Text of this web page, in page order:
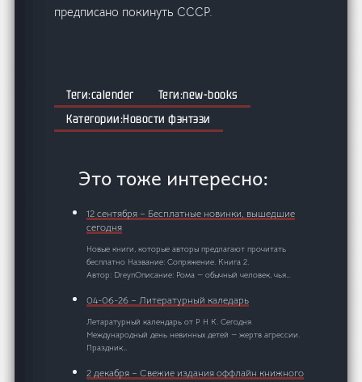
предписано покинуть СССР.
calender
new-books
Новости фэнтэзи
Это тоже интересно:
12 сентября – Бесплатные новинки, вышедшие
сегодня
Новые книги, которые авторы предлагают прочитать
бесплатно Название: Сопряжение. Книга 2.
Автор: DreynОписание: Рома — обычный человек, чья…
04-06-26 – Литературный каледарь
Летаратурный календарь от Р Н К. Сегодня
Международный день невинных детей — жертв агрессии.
Праздник…
2 декабря – Свежие издания оффлайн книжного